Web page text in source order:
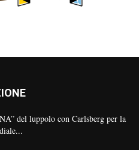
del luppolo con Carlsberg per la